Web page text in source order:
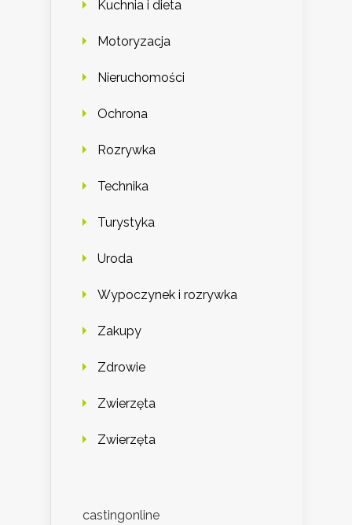
Kuchnia i dieta
Motoryzacja
Nieruchomości
Ochrona
Rozrywka
Technika
Turystyka
Uroda
Wypoczynek i rozrywka
Zakupy
Zdrowie
Zwierzęta
Zwierzęta
castingonline